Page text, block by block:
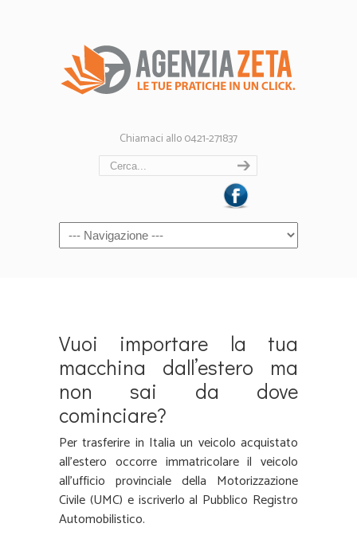
Chiamaci allo 0421-271837
Vuoi importare la tua
macchina dall’estero ma
non sai da dove
cominciare?
Per trasferire in Italia un veicolo acquistato
all’estero occorre immatricolare il veicolo
all’ufficio provinciale della Motorizzazione
Civile (UMC) e iscriverlo al Pubblico Registro
Automobilistico.